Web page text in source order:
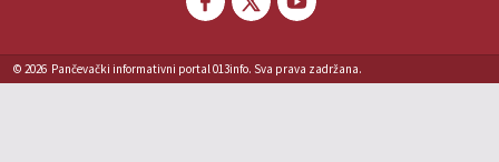
© 2026 Pančevački informativni portal 013info. Sva prava zadržana.